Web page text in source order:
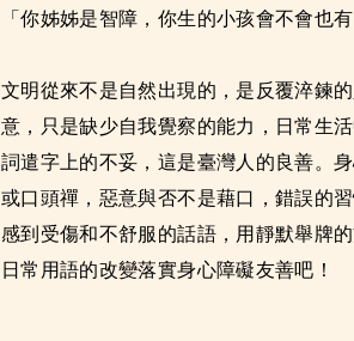
「你姊姊是智障，你生的小孩會不會也有
文明從來不是自然出現的，是反覆淬鍊
意，只是缺少自我覺察的能力，日常生
詞遣字上的不妥，這是臺灣人的良善。
或口頭禪，惡意與否不是藉口，錯誤的
感到受傷和不舒服的話語，用靜默舉牌
日常用語的改變落實身心障礙友善吧！